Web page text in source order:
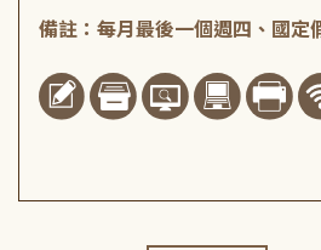
備註：每月最後一個週四、國定